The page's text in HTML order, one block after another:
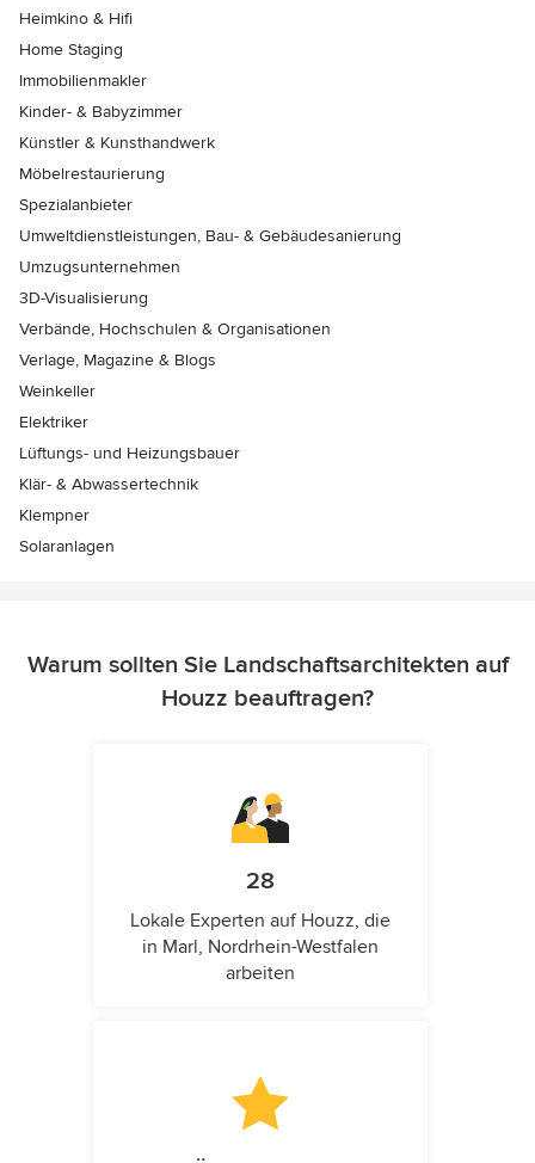
Heimkino & Hifi
Home Staging
Immobilienmakler
Kinder- & Babyzimmer
Künstler & Kunsthandwerk
Möbelrestaurierung
Spezialanbieter
Umweltdienstleistungen, Bau- & Gebäudesanierung
Umzugsunternehmen
3D-Visualisierung
Verbände, Hochschulen & Organisationen
Verlage, Magazine & Blogs
Weinkeller
Elektriker
Lüftungs- und Heizungsbauer
Klär- & Abwassertechnik
Klempner
Solaranlagen
Warum sollten Sie Landschaftsarchitekten auf
Houzz beauftragen?
28
Lokale Experten auf Houzz, die
in Marl, Nordrhein-Westfalen
arbeiten